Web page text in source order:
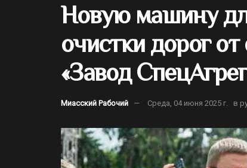
Новую машину
очистки дорог
«Завод
Миасский Рабочий Среда, 04 июня 2025 г. в